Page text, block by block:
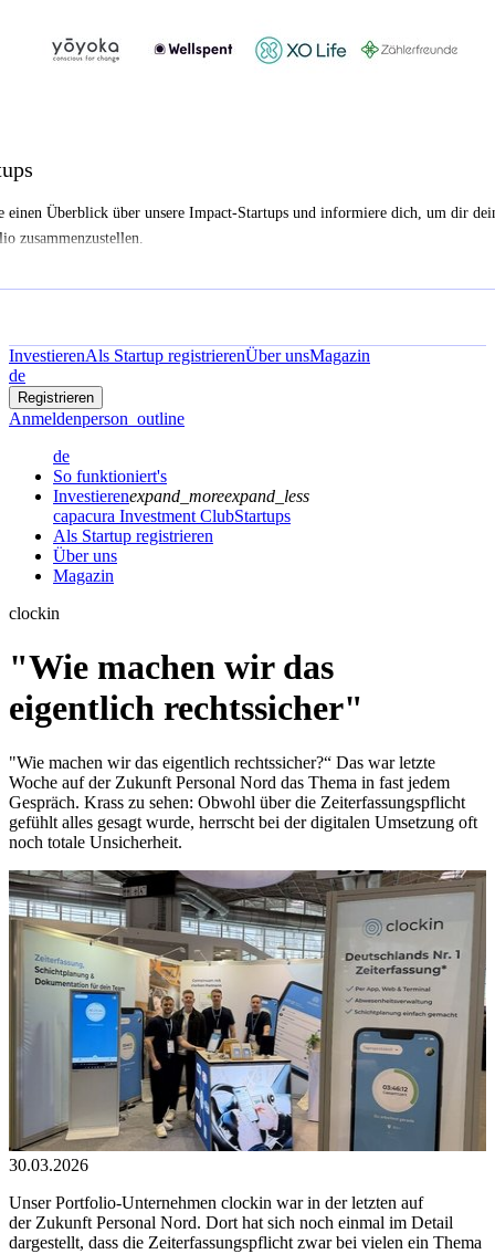
einen Überblick über unsere Impact-Startups und informiere dich, um dir
zusammenzustellen.
InvestierenAls Startup registrierenÜber unsMagazin
de
Registrieren
Anmeldenperson_outline
de
So funktioniert's
Investierenexpand_moreexpand_less
capacura Investment ClubStartups
Als Startup registrieren
Über uns
Magazin
clockin
"Wie machen wir das
eigentlich rechtssicher"
"Wie machen wir das eigentlich rechtssicher?“ Das war letzte
Woche auf der Zukunft Personal Nord das Thema in fast jedem
Gespräch. Krass zu sehen: Obwohl über die Zeiterfassungspflicht
gefühlt alles gesagt wurde, herrscht bei der digitalen Umsetzung oft
noch totale Unsicherheit.
30.03.2026
Unser Portfolio-Unternehmen clockin war in der letzten auf
der Zukunft Personal Nord. Dort hat sich noch einmal im Detail
dargestellt, dass die Zeiterfassungspflicht zwar bei vielen ein Thema